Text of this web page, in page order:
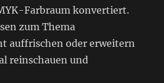
Farbraum konvertiert.
zum Thema
auffrischen oder erweitern
reinschauen und